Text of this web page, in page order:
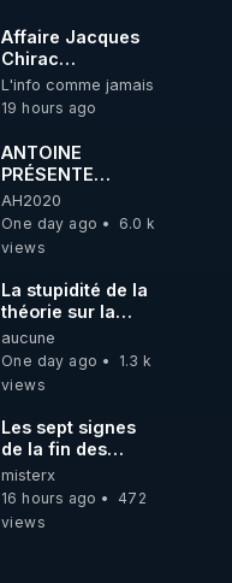
Affaire Jacques
Chirac
cococainoman
PD, Gaston Flosse
IDEM, les
barbouses, mort
du journaliste
Couraud dit JPK
par la mafai et
frère la truelle ! 😒
https://odysee.com/
journaliste-
enqu%C3%AAtait-
sur-l%27Etat-
fran%C3%A7ais.-
disparu:5
L'info comme jamais
19 hours ago
ANTOINE
PRÉSENTE
AH2020 LE LIVE
20H ***DU
04/08/2026***
RÉVEIL EST EN
MARCHE 📷
AH2020
One day ago
6.0 k
views
La stupidité de la
théorie sur la
responsabilité de
l’homme
concernant le
carbone.
aucune
One day ago
1.3 k
views
Les sept signes
de la fin des
temps selon
l’intervenant
misterx
16 hours ago
472
views